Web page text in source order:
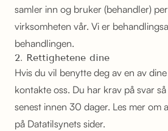
samler inn og bruker (behandler)
virksomheten vår. Vi er
behandlingen.
2. Rettighetene dine
Hvis du vil benytte deg av en av
kontakte oss. Du har krav på svar
senest innen 30 dager. Les mer om
på Datatilsynets sider.